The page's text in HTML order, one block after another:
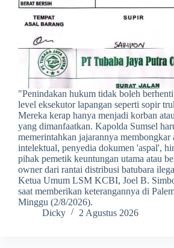
​"Penindakan hukum tidak boleh
level eksekutor lapangan seperti sopir
Mereka kerap hanya menjadi korban
yang dimanfaatkan. Kapolda Sumsel
memerintahkan jajarannya membongkar
intelektual, penyedia dokumen 'aspal',
pihak pemetik keuntungan utama atau
owner dari rantai distribusi batubara
Ketua Umum LSM KCBI, Joel B.
saat memberikan keterangannya di
Minggu (2/8/2026).
Dicky
2 Agustus 2026